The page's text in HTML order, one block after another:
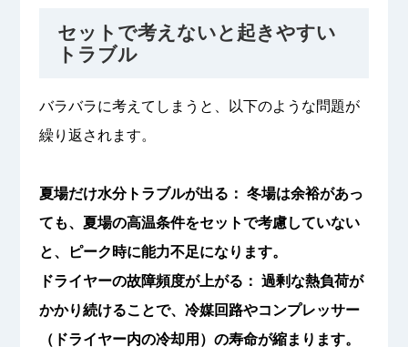
セットで考えないと起きやすい
トラブル
バラバラに考えてしまうと、以下のような問題が
繰り返されます。
夏場だけ水分トラブルが出る： 冬場は余裕があっ
ても、夏場の高温条件をセットで考慮していない
と、ピーク時に能力不足になります。
ドライヤーの故障頻度が上がる： 過剰な熱負荷が
かかり続けることで、冷媒回路やコンプレッサー
（ドライヤー内の冷却用）の寿命が縮まります。